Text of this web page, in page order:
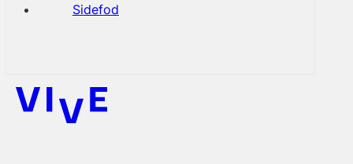
Sidefod